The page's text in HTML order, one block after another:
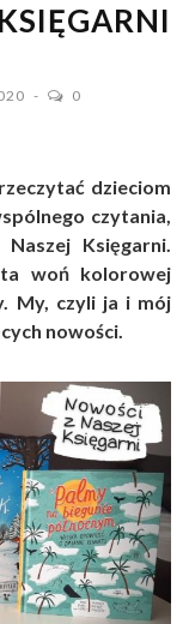
0
dzieciom
czytania,
Księgarni.
woń kolorowej
My, czyli ja i mój
nowości.